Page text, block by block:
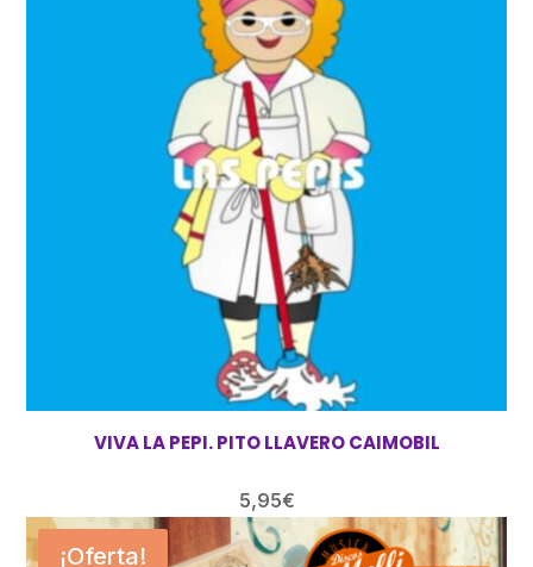
VIVA LA PEPI. PITO LLAVERO CAIMOBIL
5,95€
¡Oferta!